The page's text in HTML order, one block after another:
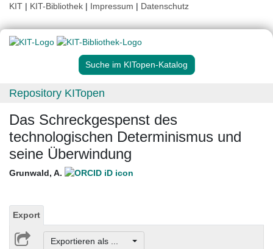
KIT | KIT-Bibliothek | Impressum | Datenschutz
Suche im KITopen-Katalog
Repository KITopen
Das Schreckgespenst des
technologischen Determinismus und
seine Überwindung
Grunwald, A.
Export
Exportieren als ...